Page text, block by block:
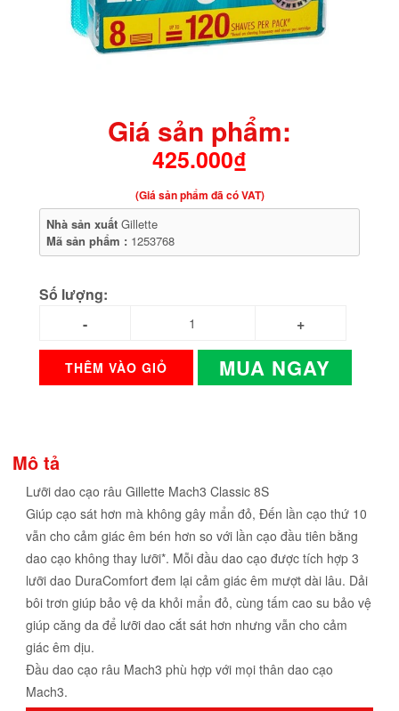
Giá sản phẩm:
425.000₫
(Giá sản phẩm đã có VAT)
Nhà sản xuất Gillette
Mã sản phẩm : 1253768
Số lượng:
THÊM VÀO GIỎ MUA NGAY
Mô tả
Lưỡi dao cạo râu Gillette Mach3 Classic 8S
Giúp cạo sát hơn mà không gây mẩn đỏ, Đến lần cạo thứ 10
vẫn cho cảm giác êm bén hơn so với lần cạo đầu tiên bằng
dao cạo không thay lưỡi*. Mỗi đầu dao cạo được tích hợp 3
lưỡi dao DuraComfort đem lại cảm giác êm mượt dài lâu. Dải
bôi trơn giúp bảo vệ da khỏi mẩn đỏ, cùng tấm cao su bảo vệ
giúp căng da để lưỡi dao cắt sát hơn nhưng vẫn cho cảm
giác êm dịu.
Đầu dao cạo râu Mach3 phù hợp với mọi thân dao cạo
Mach3.